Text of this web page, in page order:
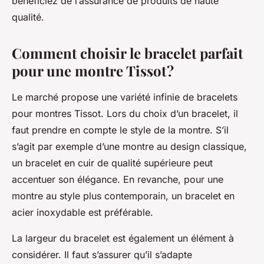
qualité.
Comment choisir le bracelet parfait
pour une montre Tissot ?
Le marché propose une variété infinie de bracelets
pour montres Tissot. Lors du choix d’un bracelet, il
faut prendre en compte le style de la montre. S’il
s’agit par exemple d’une montre au design classique,
un bracelet en cuir de qualité supérieure peut
accentuer son élégance. En revanche, pour une
montre au style plus contemporain, un bracelet en
acier inoxydable est préférable.
La largeur du bracelet est également un élément à
considérer. Il faut s’assurer qu’il s’adapte